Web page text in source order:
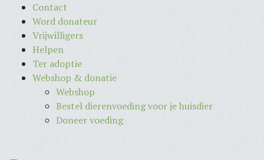
Contact
Word donateur
Vrijwilligers
Helpen
Ter adoptie
Webshop & donatie
Webshop
Bestel dierenvoeding voor je huisdier
Doneer voeding